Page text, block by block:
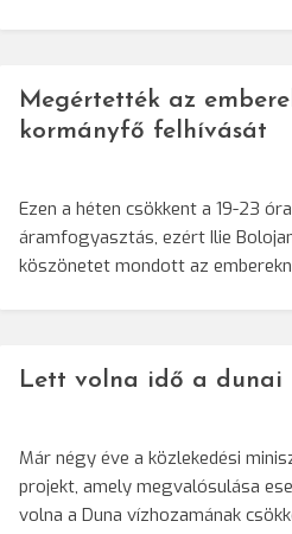
Megértették az
kormányfő felhívását
Ezen a héten csökkent a 19-23
áramfogyasztás, ezért Ilie
köszönetet mondott az
Lett volna idő a dunai
Már négy éve a közlekedési
projekt, amely megvalósulása
volna a Duna vízhozamának